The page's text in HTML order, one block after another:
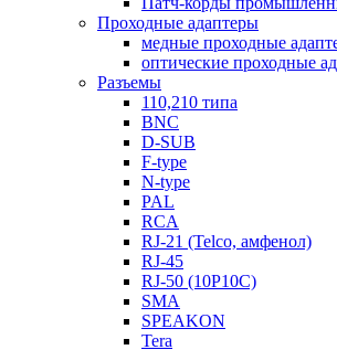
Проходные адаптеры
медные проходные
оптические проходные
Разъемы
110,210 типа
BNC
D-SUB
F-type
N-type
PAL
RCA
RJ-21 (Telco, амфенол)
RJ-45
RJ-50 (10P10C)
SMA
SPEAKON
Tera